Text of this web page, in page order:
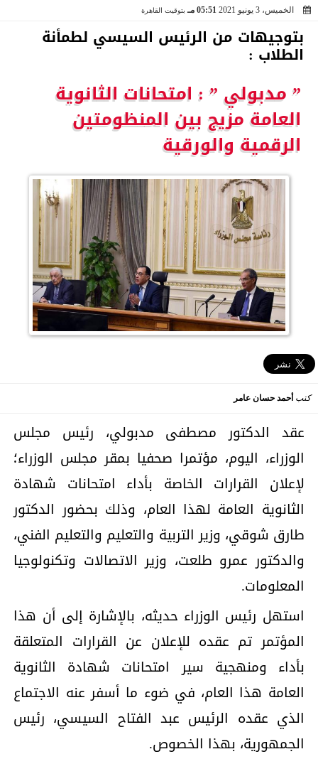
الخميس، 3 يونيو 2021
05:51 مـ بتوقيت القاهرة
بتوجيهات من الرئيس السيسي لطمأنة
الطلاب :
” مدبولي ” : امتحانات الثانوية
العامة مزيج بين المنظومتين
الرقمية والورقية
كتبأحمد حسان عامر
عقد الدكتور مصطفى مدبولي، رئيس مجلس
الوزراء، اليوم، مؤتمرا صحفيا بمقر مجلس الوزراء؛
لإعلان القرارات الخاصة بأداء امتحانات شهادة
الثانوية العامة لهذا العام، وذلك بحضور الدكتور
طارق شوقي، وزير التربية والتعليم والتعليم الفني،
والدكتور عمرو طلعت، وزير الاتصالات وتكنولوجيا
المعلومات.
استهل رئيس الوزراء حديثه، بالإشارة إلى أن هذا
المؤتمر تم عقده للإعلان عن القرارات المتعلقة
بأداء ومنهجية سير امتحانات شهادة الثانوية
العامة هذا العام، في ضوء ما أسفر عنه الاجتماع
الذي عقده الرئيس عبد الفتاح السيسي، رئيس
الجمهورية، بهذا الخصوص.